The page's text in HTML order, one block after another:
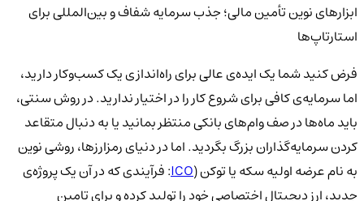
ابزارهای نوین تأمین مالی؛ جذب سرمایه شفاف و بین‌المللی برای
استارتاپ‌ها
فرض کنید شما یک ایده‌ی عالی برای راه‌اندازی یک کسب‌وکار دارید،
اما سرمایه‌ی کافی برای شروع کار را در اختیار ندارید. در روش سنتی،
باید ماه‌ها در صف وام‌های بانکی منتظر بمانید یا به دنبال متقاعد
کردن سرمایه‌گذاران بزرگ بگردید. اما در دنیای رمزارزها، روشی نوین
به نام عرضه اولیه سکه یا توکن (ICO: فرآیندی که در آن یک پروژه‌ی
جدید، ارز دیجیتال اختصاصی خود را تولید کرده و برای تامین